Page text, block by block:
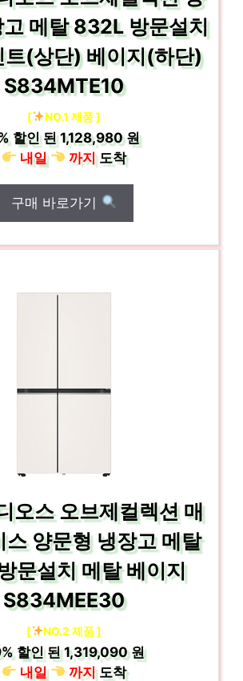
고 메탈 832L 방문설치
트(상단) 베이지(하단)
S834MTE10
[ NO.1 제품 ]
할인 된1,128,980 원
내일
까지도착
구매 바로가기
오스 오브제컬렉션 매
스 양문형 냉장고 메탈
문설치 메탈 베이지
S834MEE30
[ NO.2 제품 ]
할인 된1,319,090 원
내일
까지도착